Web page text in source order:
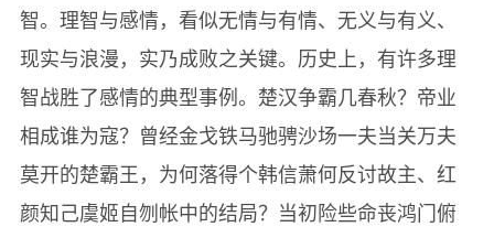
27.最浪漫的教师节
28.老师，再见！ 孩子们，再见！
感谢生活（后记）
智。理智与感情，看似无情与有情、无义与有义、
现实与浪漫，实乃成败之关键。历史上，有许多理
智战胜了感情的典型事例。楚汉争霸几春秋？帝业
相成谁为寇？曾经金戈铁马驰骋沙场一夫当关万夫
莫开的楚霸王，为何落得个韩信萧何反讨故主、红
颜知己虞姬自刎帐中的结局？当初险些命丧鸿门俯